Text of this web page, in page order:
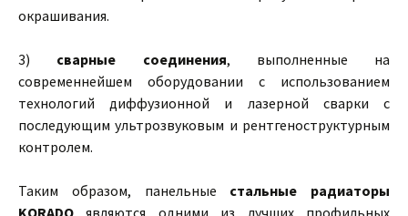
окрашивания.
3) сварные соединения, выполненные на
современнейшем оборудовании с использованием
технологий диффузионной и лазерной сварки с
последующим ультрозвуковым и рентгеноструктурным
контролем.
Таким образом, панельные стальные радиаторы
KORADO являются одними из лучших профильных